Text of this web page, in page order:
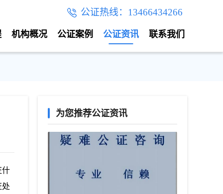
公证热线：13466434266
联系我们
公证资讯
公证案例
机构概况
什
处
为您推荐公证资讯